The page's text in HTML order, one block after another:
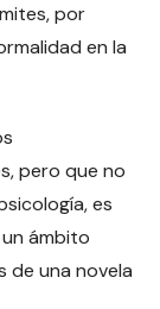
por
en la
pero que no
es
ámbito
de una novela